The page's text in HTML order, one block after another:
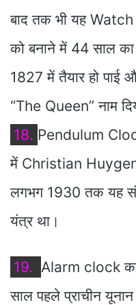
बाद तक भी यह
को बनाने में 44 साल
1827 में तैयार हो
“The Queen” नाम
18. Pendulum
में Christian
लगभग 1930 तक यह
यंत्र था।
19. Alarm clock
साल पहले प्राचीन